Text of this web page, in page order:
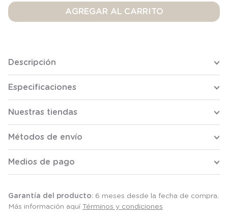
AGREGAR AL CARRITO
Descripción
Especificaciones
Nuestras tiendas
Métodos de envío
Medios de pago
Garantía del producto: 6 meses desde la fecha de compra.
Más información aquí Términos y condiciones